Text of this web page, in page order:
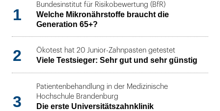
1
Bundesinstitut für Risikobewertung (BfR)
Welche Mikronährstoffe braucht die
Generation 65+?
2 Ökotest hat 20 Junior-Zahnpasten getestet
Viele Testsieger: Sehr gut und sehr günstig
3
Patientenbehandlung in der Medizinische
Hochschule Brandenburg
Die erste Universitätszahnklinik